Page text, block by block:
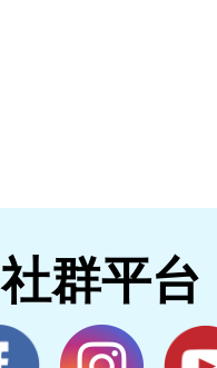
社群平台